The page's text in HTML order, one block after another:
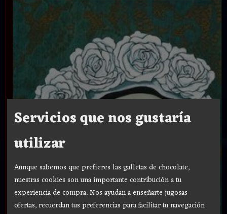
Servicios que nos gustaría
utilizar
Aunque sabemos que prefieres las galletas de chocolate,
nuestras cookies son una importante contribución a tu
experiencia de compra. Nos ayudan a enseñarte jugosas
ofertas, recuerdan tus preferencias para facilitar tu navegación